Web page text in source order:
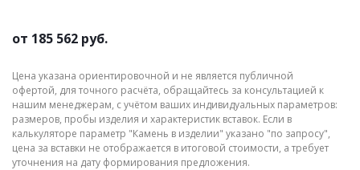
от 185 562 руб.
Цена указана ориентировочной и не является публичной
офертой, для точного расчёта, обращайтесь за консультацией к
нашим менеджерам, с учётом ваших индивидуальных параметров:
размеров, пробы изделия и характеристик вставок. Если в
калькуляторе параметр "Камень в изделии" указано "по запросу",
цена за вставки не отображается в итоговой стоимости, а требует
уточнения на дату формирования предложения.